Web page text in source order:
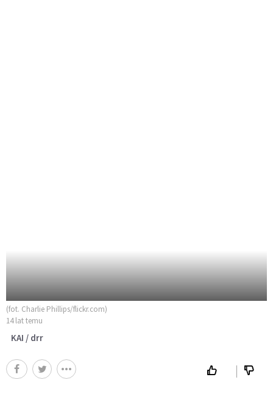
(fot. Charlie Phillips/flickr.com)
14 lat temu
KAI / drr